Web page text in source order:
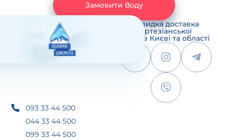
Швидка доставка
артезіанської
води в Києві та області
093 33 44 500
044 33 44 500
099 33 44 500
Замовити Воду